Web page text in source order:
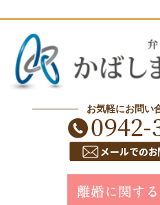
お気軽にお問い